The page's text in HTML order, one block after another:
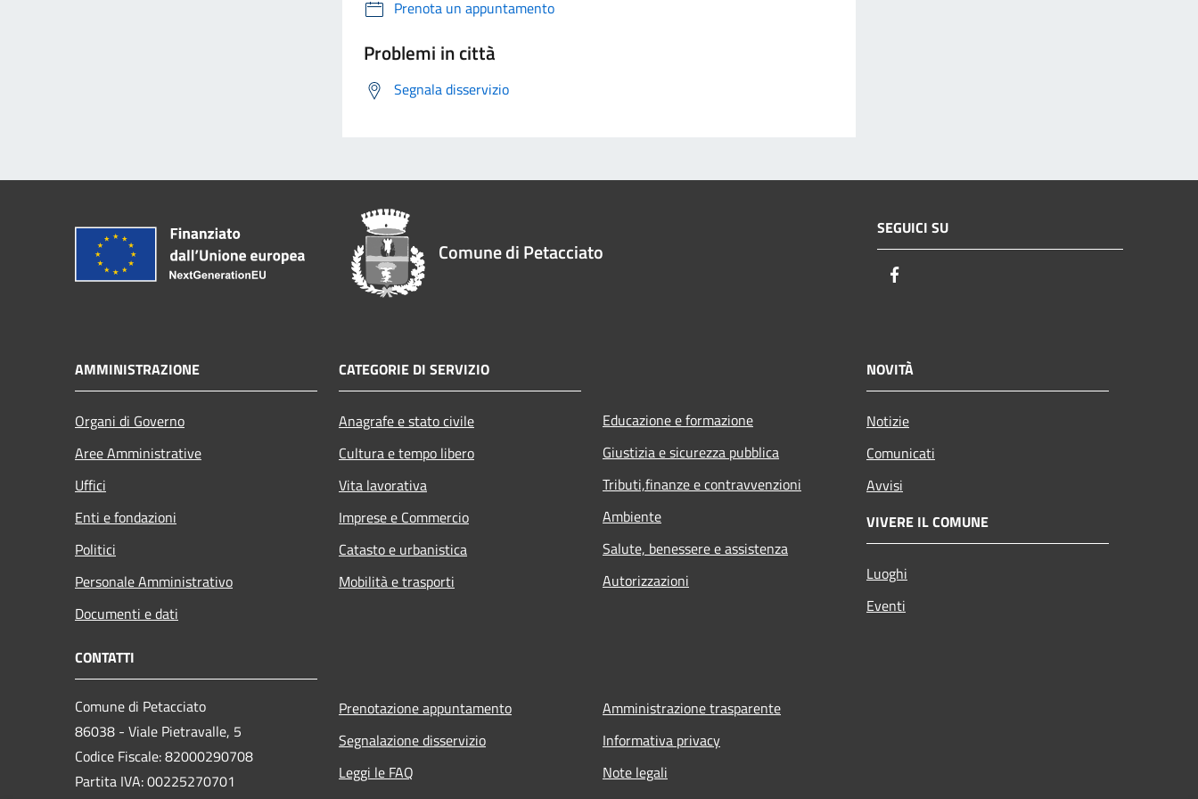
Prenota un appuntamento
Problemi in città
Segnala disservizio
Comune di Petacciato
SEGUICI SU
AMMINISTRAZIONE
Organi di Governo
Aree Amministrative
Uffici
Enti e fondazioni
Politici
Personale Amministrativo
Documenti e dati
CATEGORIE DI SERVIZIO
Anagrafe e stato civile
Cultura e tempo libero
Vita lavorativa
Imprese e Commercio
Catasto e urbanistica
Mobilità e trasporti
Educazione e formazione
Giustizia e sicurezza pubblica
Tributi,finanze e contravvenzioni
Ambiente
Salute, benessere e assistenza
Autorizzazioni
NOVITÀ
Notizie
Comunicati
Avvisi
VIVERE IL COMUNE
Luoghi
Eventi
CONTATTI
Comune di Petacciato
86038 - Viale Pietravalle, 5
Codice Fiscale: 82000290708
Partita IVA: 00225270701
Prenotazione appuntamento
Segnalazione disservizio
Leggi le FAQ
Amministrazione trasparente
Informativa privacy
Note legali